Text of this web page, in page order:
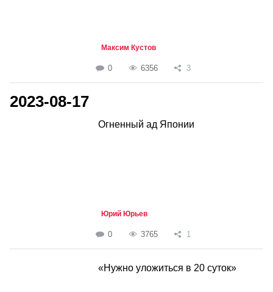
Максим Кустов
0 6356 3
2023-08-17
Огненный ад Японии
Юрий Юрьев
0 3765 1
«Нужно уложиться в 20 суток»